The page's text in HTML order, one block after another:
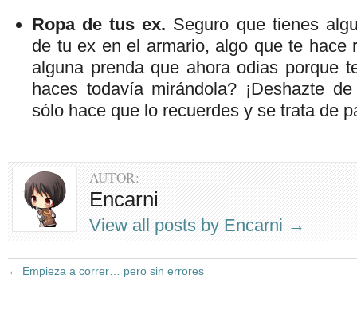
Ropa de tus ex. Seguro que tienes
de tu ex en el armario, algo que te hace
alguna prenda que ahora odias porque
haces todavía mirándola? ¡Deshazte
sólo hace que lo recuerdes y se trata de
AUTOR:
Encarni
View all posts by Encarni →
← Empieza a correr… pero sin errores